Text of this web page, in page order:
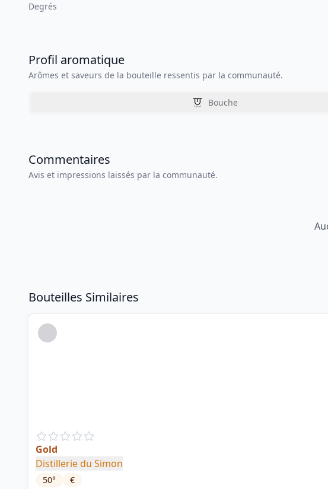
Degrés
Profil aromatique
Arômes et saveurs de la bouteille ressentis par la communauté.
Bouche
Commentaires
Avis et impressions laissés par la communauté.
Bouteilles Similaires
Gold
Distillerie du Simon
50° €